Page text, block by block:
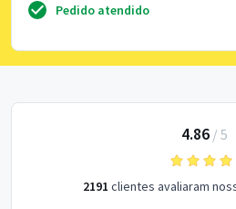
Pedido atendido
4.86/ 5
2191 clientes avaliaram